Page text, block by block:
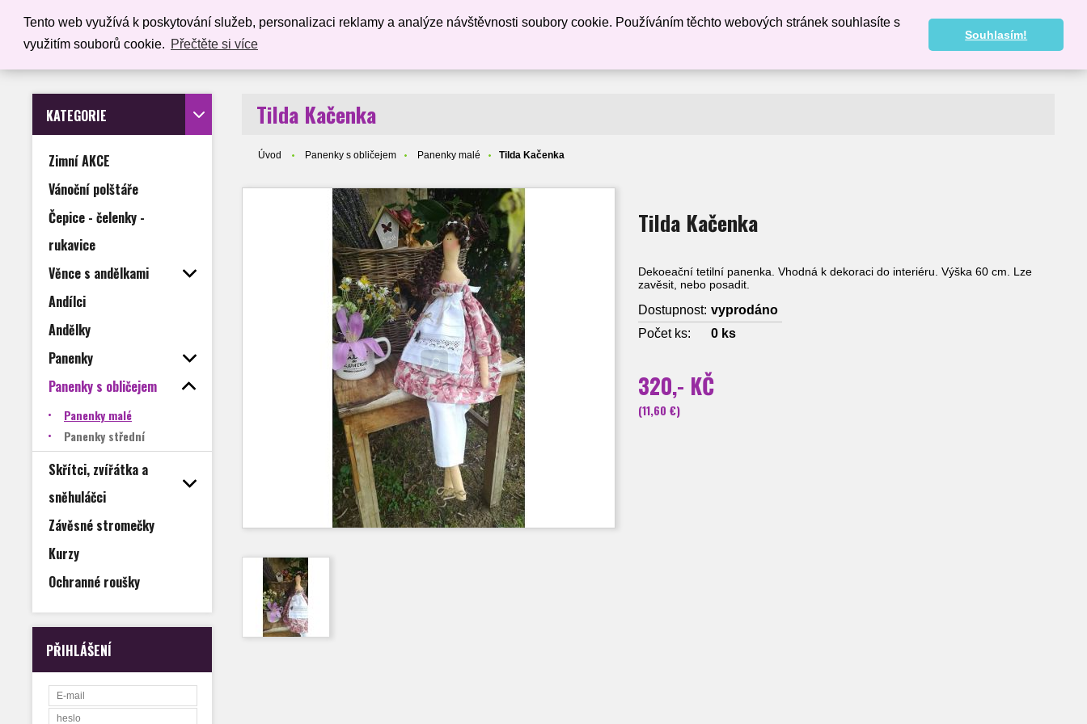
Tento web využívá k poskytování služeb, personalizaci reklamy a analýze návštěvnosti soubory cookie. Používáním těchto webových stránek souhlasíte s
využitím souborů cookie. Přečtěte si více
Souhlasím!
ÚVOD ESHOP PANENKY KONTAKT
KATEGORIE
Zimní AKCE
Vánoční polštáře
Čepice - čelenky -
rukavice
Věnce s andělkami
Andílci
Andělky
Panenky
Panenky s obličejem
Panenky malé
Panenky střední
Skřítci, zvířátka a
sněhuláčci
Závěsné stromečky
Kurzy
Ochranné roušky
PŘIHLÁŠENÍ
Tilda Kačenka
Úvod Panenky s obličejem Panenky malé Tilda Kačenka
Tilda Kačenka
Dekoeační tetilní panenka. Vhodná k dekoraci do interiéru. Výška 60 cm. Lze
zavěsit, nebo posadit.
Dostupnost: vyprodáno
Počet ks:
0 ks
320,- KČ
(11,60 €)